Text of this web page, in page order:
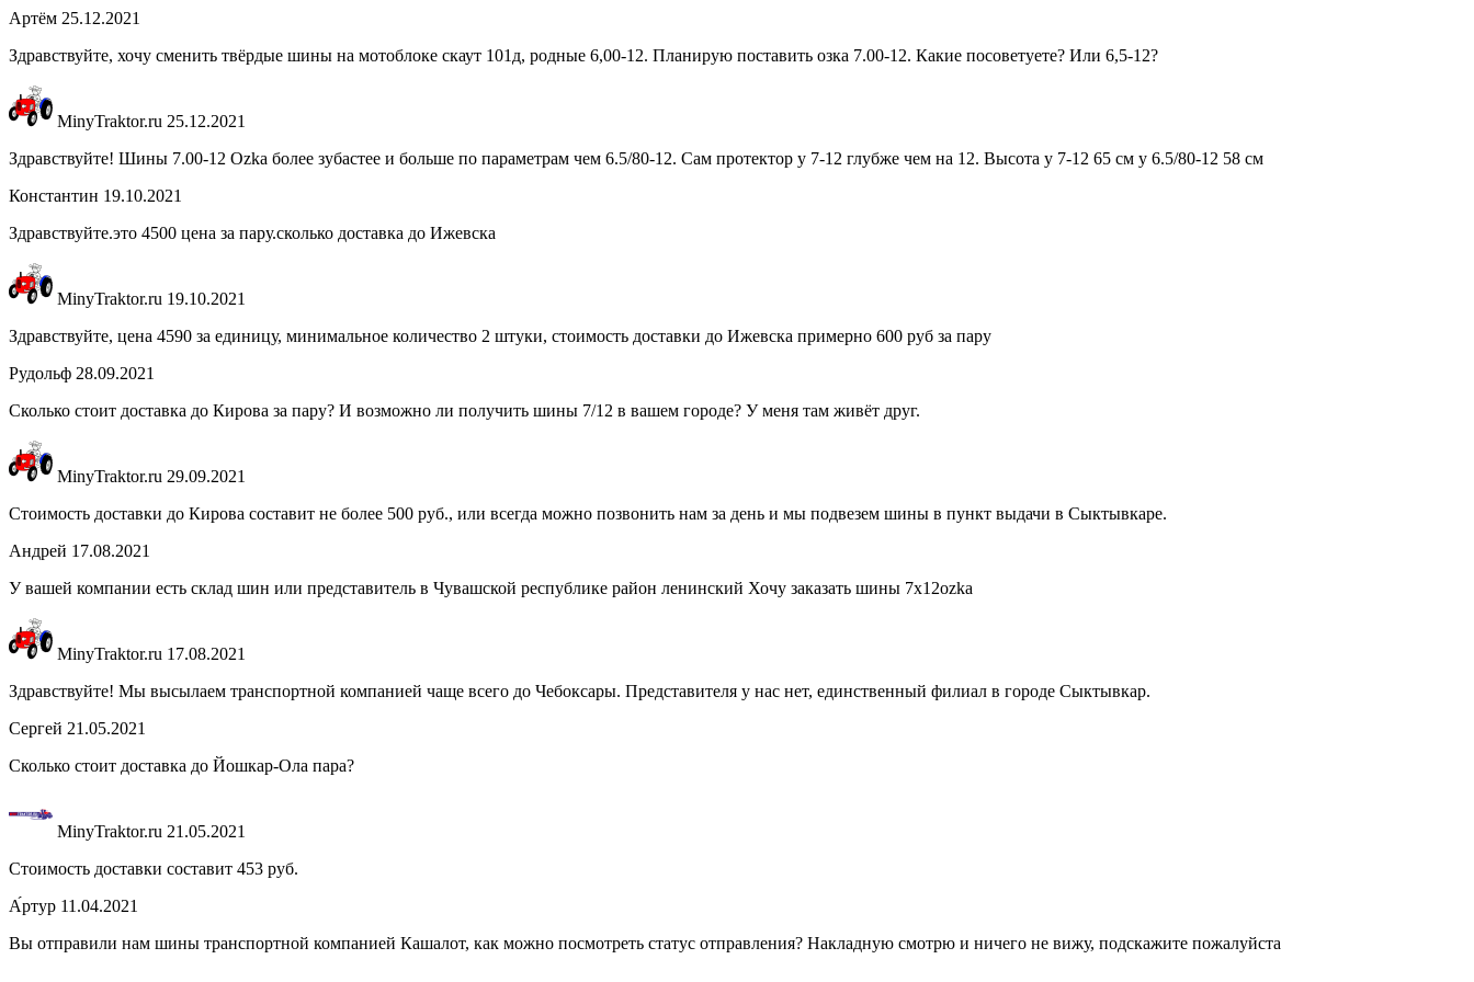
Артём 25.12.2021
Здравствуйте, хочу сменить твёрдые шины на мотоблоке скаут 101д, родные 6,00-12. Планирую поставить озка 7.00-12. Какие посоветуете? Или 6,5-12?
MinyTraktor.ru 25.12.2021
Здравствуйте! Шины 7.00-12 Ozka более зубастее и больше по параметрам чем 6.5/80-12. Сам протектор у 7-12 глубже чем на 12. Высота у 7-12 65 см у 6.5/80-12 58 см
Константин 19.10.2021
Здравствуйте.это 4500 цена за пару.сколько доставка до Ижевска
MinyTraktor.ru 19.10.2021
Здравствуйте, цена 4590 за единицу, минимальное количество 2 штуки, стоимость доставки до Ижевска примерно 600 руб за пару
Рудольф 28.09.2021
Сколько стоит доставка до Кирова за пару? И возможно ли получить шины 7/12 в вашем городе? У меня там живёт друг.
MinyTraktor.ru 29.09.2021
Стоимость доставки до Кирова составит не более 500 руб., или всегда можно позвонить нам за день и мы подвезем шины в пункт выдачи в Сыктывкаре.
Андрей 17.08.2021
У вашей компании есть склад шин или представитель в Чувашской республике район ленинский Хочу заказать шины 7х12ozka
MinyTraktor.ru 17.08.2021
Здравствуйте! Мы высылаем транспортной компанией чаще всего до Чебоксары. Представителя у нас нет, единственный филиал в городе Сыктывкар.
Сергей 21.05.2021
Сколько стоит доставка до Йошкар-Ола пара?
MinyTraktor.ru 21.05.2021
Стоимость доставки составит 453 руб.
А́ртур 11.04.2021
Вы отправили нам шины транспортной компанией Кашалот, как можно посмотреть статус отправления? Накладную смотрю и ничего не вижу, подскажите пожалуйста